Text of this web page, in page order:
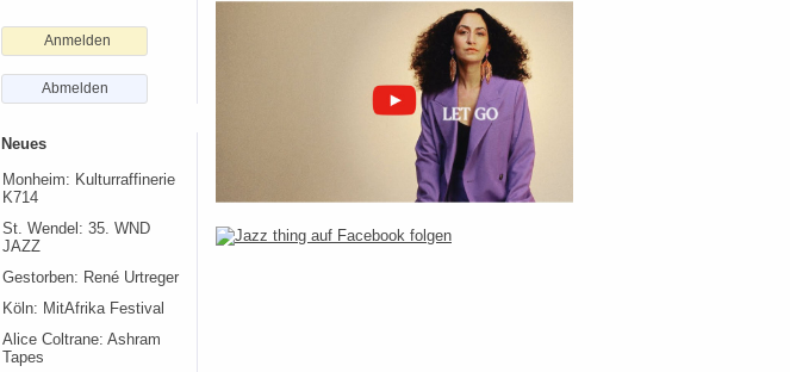
Anmelden
Abmelden
Neues
Monheim: Kulturraffinerie
K714
St. Wendel: 35. WND
JAZZ
Gestorben: René Urtreger
Köln: MitAfrika Festival
Alice Coltrane: Ashram
Tapes